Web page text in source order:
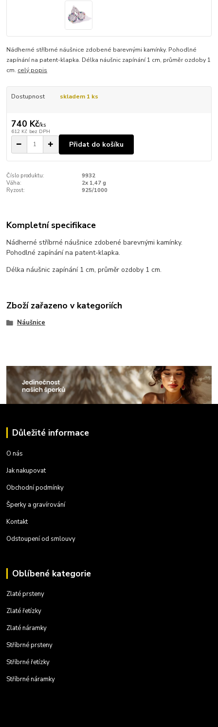
Nádherné stříbrné náušnice zdobené barevnými kamínky. Pohodlné
zapínání na patent-klapka. Délka náušnic zapínání 1 cm, průměr ozdoby 1
cm. celý popis
Dostupnost skladem 1 ks
740 Kč/ks
612 Kč bez DPH
Přidat do košíku
Číslo produktu:
9932
Váha:
2x 1,47 g
Ryzost:
925/1000
Kompletní specifikace
Nádherné stříbrné náušnice zdobené barevnými kamínky.
Pohodlné zapínání na patent-klapka.
Délka náušnic zapínání 1 cm, průměr ozdoby 1 cm.
Zboží zařazeno v kategoriích
Náušnice
Důležité informace
O nás
Jak nakupovat
Obchodní podmínky
Šperky a gravírování
Kontakt
Odstoupení od smlouvy
Oblíbené kategorie
Zlaté prsteny
Zlaté řetízky
Zlaté náramky
Stříbrné prsteny
Stříbrné řetízky
Stříbrné náramky